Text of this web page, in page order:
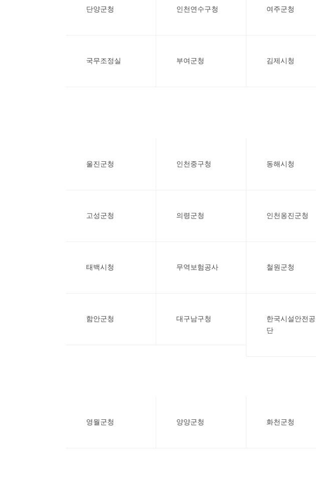
단양군청 인천연수구청 여주군청
국무조정실 부여군청 김제시청
울진군청 인천중구청 동해시청
고성군청 의령군청 인천옹진군청
태백시청 무역보험공사 철원군청
함안군청 대구남구청
한국시설안전공
단
영월군청 양양군청 화천군청